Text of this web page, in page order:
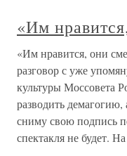
«Им
«Им нравится, они
разговор с уже
культуры Моссовета
разводить демагогию,
сниму свою подпись
спектакля не будет. На